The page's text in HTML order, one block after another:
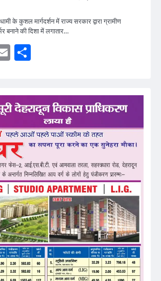
के कुशल मार्गदर्शन में राज्य सरकार द्वारा ग्रामीण
बनाने की दिशा में लगातार…
Email